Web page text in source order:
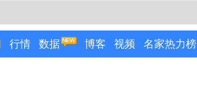
行情 数据 博客 视频 名家热力榜